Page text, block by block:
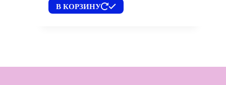
В КОРЗИНУ